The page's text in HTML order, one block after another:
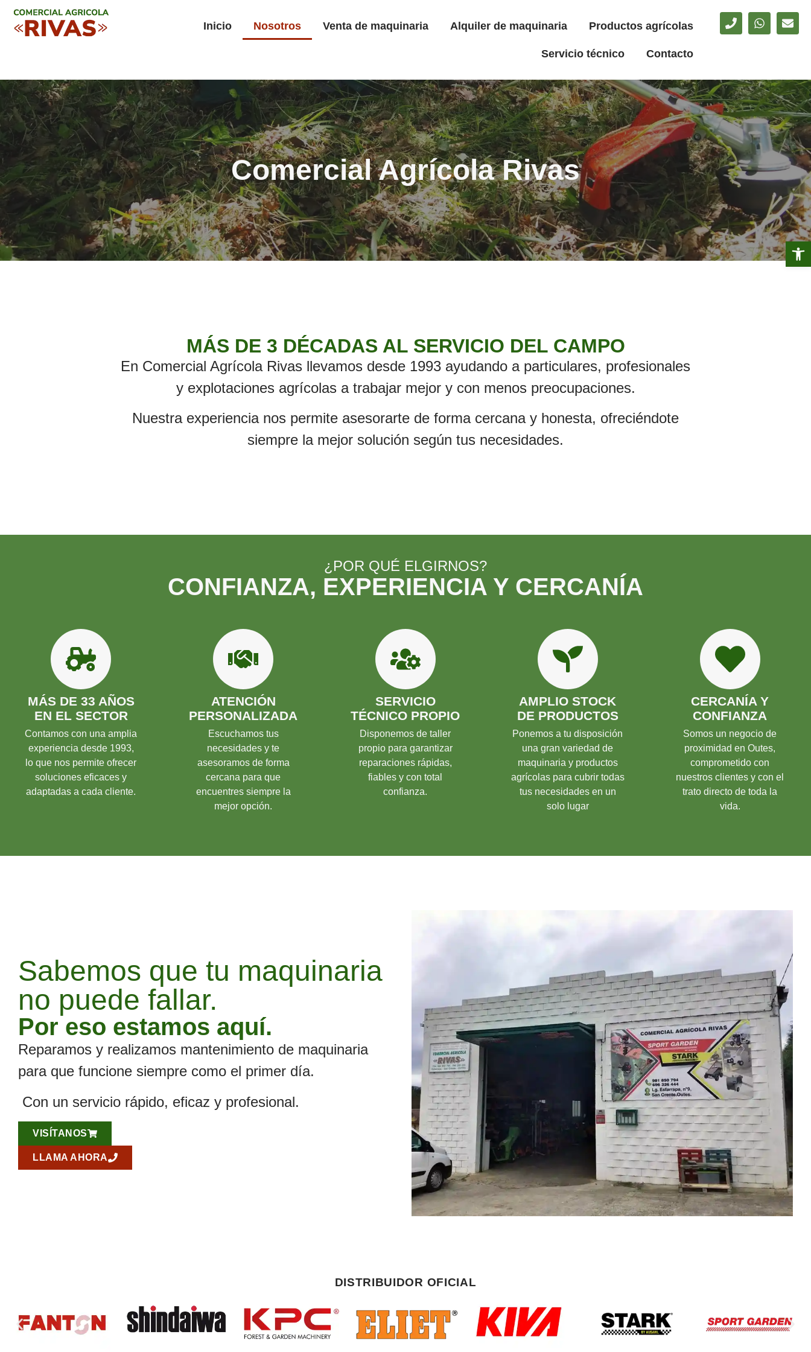
Inicio Nosotros Venta de maquinaria Alquiler de maquinaria Productos agrícolas
Servicio técnico Contacto
Comercial Agrícola Rivas
MÁS DE 3 DÉCADAS AL SERVICIO DEL CAMPO
En Comercial Agrícola Rivas llevamos desde 1993 ayudando a particulares, profesionales
y explotaciones agrícolas a trabajar mejor y con menos preocupaciones.
Nuestra experiencia nos permite asesorarte de forma cercana y honesta, ofreciéndote
siempre la mejor solución según tus necesidades.
¿POR QUÉ ELGIRNOS?
CONFIANZA, EXPERIENCIA Y CERCANÍA
MÁS DE 33 AÑOS
EN EL SECTOR
Contamos con una amplia
experiencia desde 1993,
lo que nos permite ofrecer
soluciones eficaces y
adaptadas a cada cliente.
ATENCIÓN
PERSONALIZADA
Escuchamos tus
necesidades y te
asesoramos de forma
cercana para que
encuentres siempre la
mejor opción.
SERVICIO
TÉCNICO PROPIO
Disponemos de taller
propio para garantizar
reparaciones rápidas,
fiables y con total
confianza.
AMPLIO STOCK
DE PRODUCTOS
Ponemos a tu disposición
una gran variedad de
maquinaria y productos
agrícolas para cubrir todas
tus necesidades en un
solo lugar
CERCANÍA Y
CONFIANZA
Somos un negocio de
proximidad en Outes,
comprometido con
nuestros clientes y con el
trato directo de toda la
vida.
Sabemos que tu maquinaria
no puede fallar.
Por eso estamos aquí.
Reparamos y realizamos mantenimiento de maquinaria
para que funcione siempre como el primer día.
Con un servicio rápido, eficaz y profesional.
VISÍTANOS
LLAMA AHORA
DISTRIBUIDOR OFICIAL
Abrir